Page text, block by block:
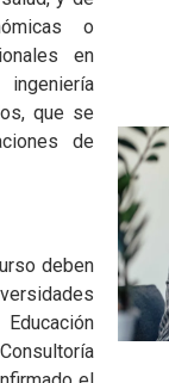
o
en
ingeniería
que se
de
deben